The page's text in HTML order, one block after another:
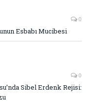
0
Esbabı Mucibesi
0
Sibel Erdenk Rejisi: